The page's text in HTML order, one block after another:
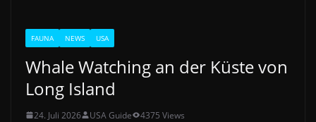
FAUNA NEWS USA
Whale Watching an der Küste von
Long Island
24. Juli 2026 USA Guide
4375 Views